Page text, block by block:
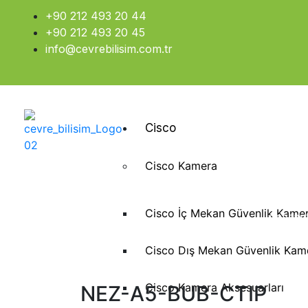
+90 212 493 20 44
+90 212 493 20 45
info@cevrebilisim.com.tr
Cisco
Cisco Kamera
Cisco İç Mekan Güvenlik
Cisco Dış Mekan Güvenlik
Cisco Kamera Aksesuarları
NEZ-A5-BUB-CTIP